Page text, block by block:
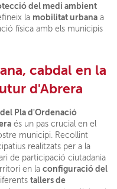
del medi ambient
la mobilitat urbana a
física amb els municipis
cabdal en la
d'Abrera
Pla d'Ordenació
és un pas crucial en el
municipi. Recollint
realitzats per a la
de participació ciutadania
en laconfiguració del
tallers de